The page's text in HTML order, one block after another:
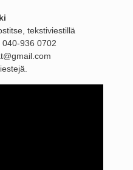
tekstiviestillä
936 0702